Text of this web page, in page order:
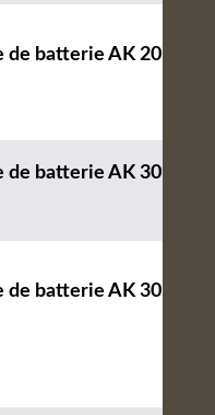
de batterie AK 20
de batterie AK 30
de batterie AK 30